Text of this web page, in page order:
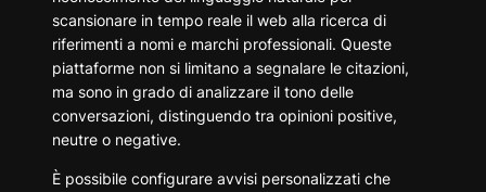
scansionare in tempo reale il web alla ricerca di
riferimenti a nomi e marchi professionali. Queste
piattaforme non si limitano a segnalare le citazioni,
ma sono in grado di analizzare il tono delle
conversazioni, distinguendo tra opinioni positive,
neutre o negative.
È possibile configurare avvisi personalizzati che